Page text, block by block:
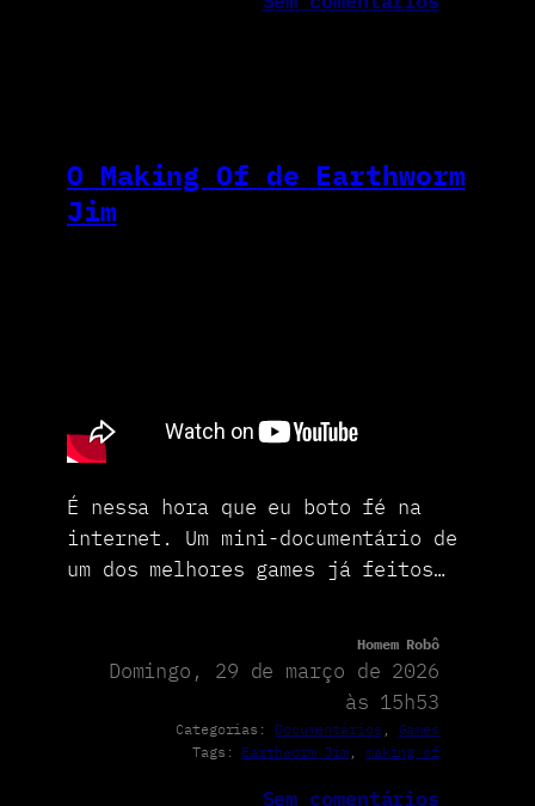
O Making Of de Earthworm
Jim
É nessa hora que eu boto fé na
internet. Um mini-documentário de
um dos melhores games já feitos…
Homem Robô
Domingo, 29 de março de 2026
às 15h53
Categorias: Documentários , Games
Tags: Earthworm Jim , making of
Sem comentários